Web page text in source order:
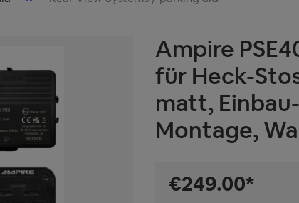
Ampire
für Heck-
matt,
Montage,
€249.00*